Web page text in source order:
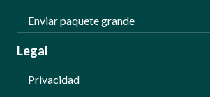
Enviar paquete grande
Legal
Privacidad